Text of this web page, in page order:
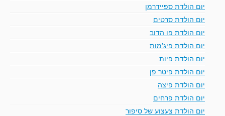
יום הולדת ספיידרמן
יום הולדת סרטים
יום הולדת פו הדוב
יום הולדת פיג'מות
יום הולדת פיות
יום הולדת פיטר פן
יום הולדת פיצה
יום הולדת פרחים
יום הולדת צעצוע של סיפור